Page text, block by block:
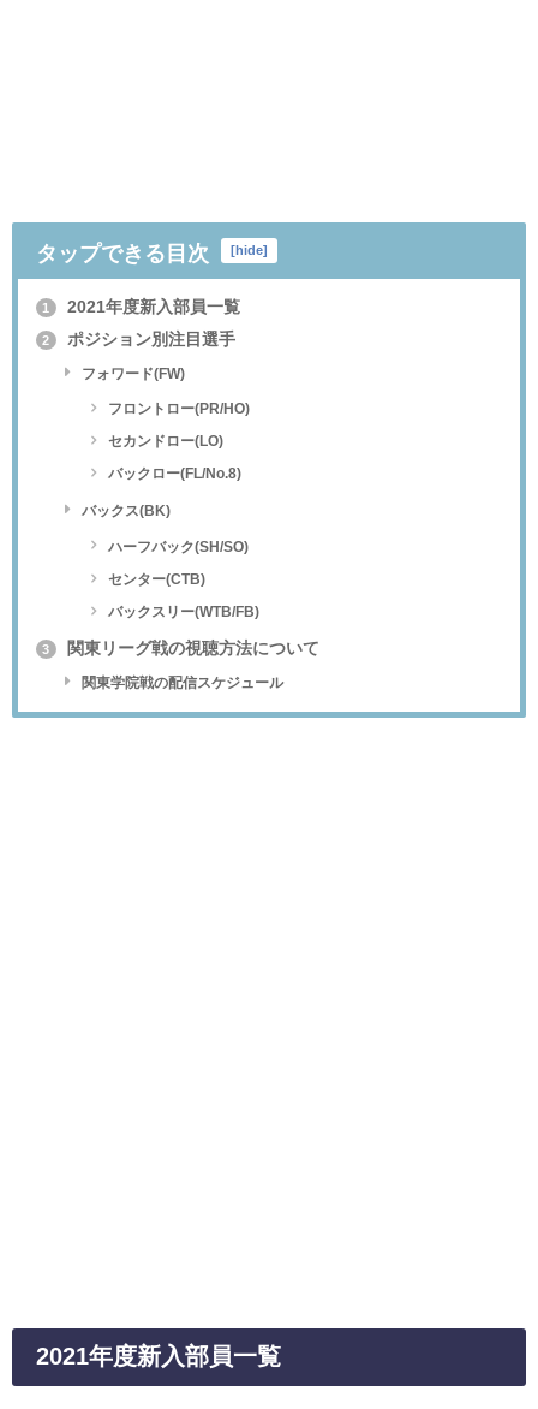
タップできる目次 [hide]
1 2021年度新入部員一覧
2 ポジション別注目選手
フォワード(FW)
フロントロー(PR/HO)
セカンドロー(LO)
バックロー(FL/No.8)
バックス(BK)
ハーフバック(SH/SO)
センター(CTB)
バックスリー(WTB/FB)
3 関東リーグ戦の視聴方法について
関東学院戦の配信スケジュール
2021年度新入部員一覧